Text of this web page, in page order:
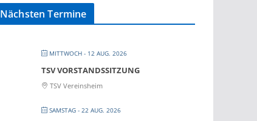
Nächsten Termine
MITTWOCH - 12 AUG. 2026
TSV VORSTANDSSITZUNG
TSV Vereinsheim
SAMSTAG - 22 AUG. 2026